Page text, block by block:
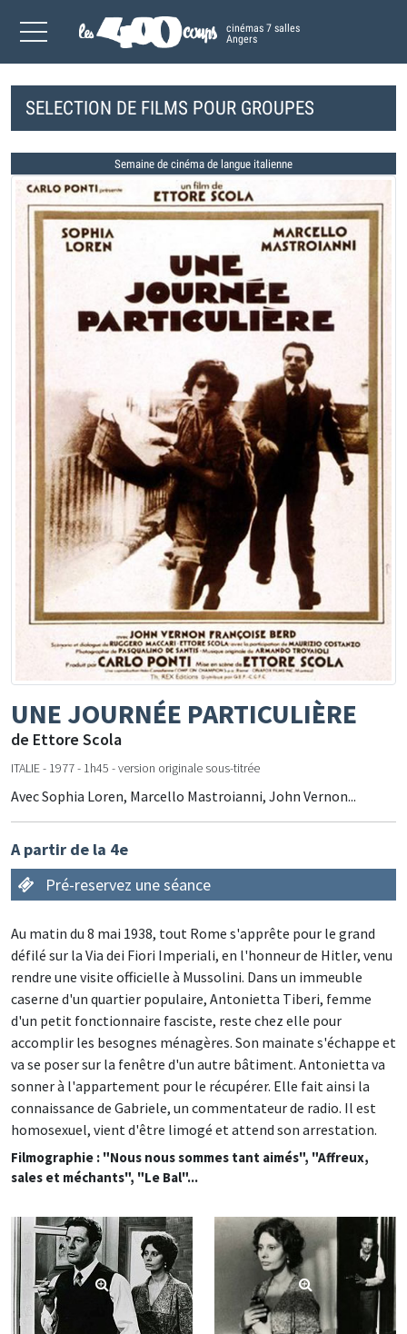
cinémas 7 salles
Angers
SELECTION DE FILMS POUR GROUPES
Semaine de cinéma de langue italienne
UNE JOURNÉE PARTICULIÈRE
de Ettore Scola
ITALIE - 1977 - 1h45 - version originale sous-titrée
Avec Sophia Loren, Marcello Mastroianni, John Vernon...
A partir de la 4e
Pré-reservez une séance
Au matin du 8 mai 1938, tout Rome s'apprête pour le grand
défilé sur la Via dei Fiori Imperiali, en l'honneur de Hitler, venu
rendre une visite officielle à Mussolini. Dans un immeuble
caserne d'un quartier populaire, Antonietta Tiberi, femme
d'un petit fonctionnaire fasciste, reste chez elle pour
accomplir les besognes ménagères. Son mainate s'échappe et
va se poser sur la fenêtre d'un autre bâtiment. Antonietta va
sonner à l'appartement pour le récupérer. Elle fait ainsi la
connaissance de Gabriele, un commentateur de radio. Il est
homosexuel, vient d'être limogé et attend son arrestation.
Filmographie : "Nous nous sommes tant aimés", "Affreux,
sales et méchants", "Le Bal"...